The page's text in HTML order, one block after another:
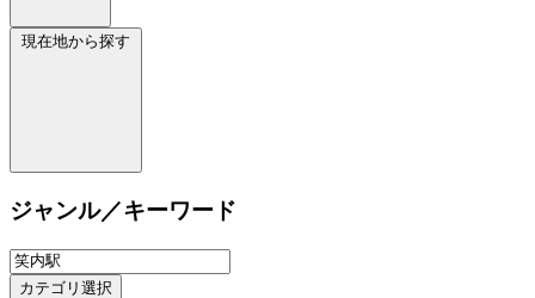
現在地から探す
ジャンル／キーワード
カテゴリ選択